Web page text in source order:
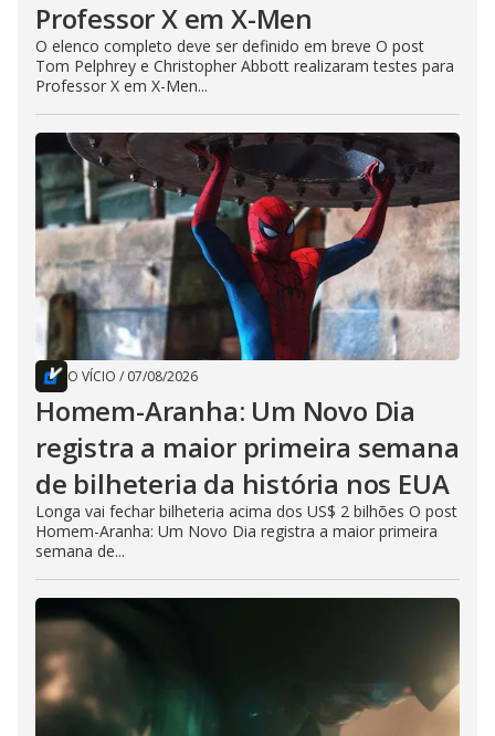
Professor X em X-Men
O elenco completo deve ser definido em breve O post
Tom Pelphrey e Christopher Abbott realizaram testes para
Professor X em X-Men...
O VÍCIO / 07/08/2026
Homem-Aranha: Um Novo Dia
registra a maior primeira semana
de bilheteria da história nos EUA
Longa vai fechar bilheteria acima dos US$ 2 bilhões O post
Homem-Aranha: Um Novo Dia registra a maior primeira
semana de...